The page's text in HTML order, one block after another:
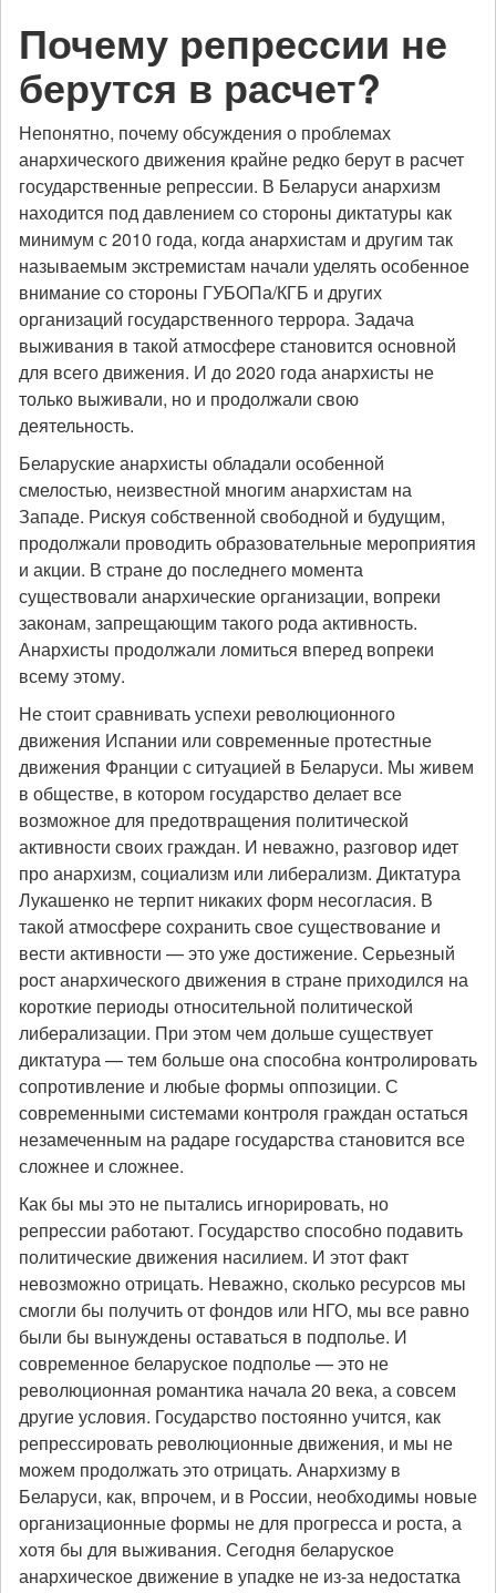
Почему репрессии не
берутся в расчет?
Непонятно, почему обсуждения о проблемах
анархического движения крайне редко берут в расчет
государственные репрессии. В Беларуси анархизм
находится под давлением со стороны диктатуры как
минимум с 2010 года, когда анархистам и другим так
называемым экстремистам начали уделять особенное
внимание со стороны ГУБОПа/КГБ и других
организаций государственного террора. Задача
выживания в такой атмосфере становится основной
для всего движения. И до 2020 года анархисты не
только выживали, но и продолжали свою
деятельность.
Беларуские анархисты обладали особенной
смелостью, неизвестной многим анархистам на
Западе. Рискуя собственной свободной и будущим,
продолжали проводить образовательные мероприятия
и акции. В стране до последнего момента
существовали анархические организации, вопреки
законам, запрещающим такого рода активность.
Анархисты продолжали ломиться вперед вопреки
всему этому.
Не стоит сравнивать успехи революционного
движения Испании или современные протестные
движения Франции с ситуацией в Беларуси. Мы живем
в обществе, в котором государство делает все
возможное для предотвращения политической
активности своих граждан. И неважно, разговор идет
про анархизм, социализм или либерализм. Диктатура
Лукашенко не терпит никаких форм несогласия. В
такой атмосфере сохранить свое существование и
вести активности — это уже достижение. Серьезный
рост анархического движения в стране приходился на
короткие периоды относительной политической
либерализации. При этом чем дольше существует
диктатура — тем больше она способна контролировать
сопротивление и любые формы оппозиции. С
современными системами контроля граждан остаться
незамеченным на радаре государства становится все
сложнее и сложнее.
Как бы мы это не пытались игнорировать, но
репрессии работают. Государство способно подавить
политические движения насилием. И этот факт
невозможно отрицать. Неважно, сколько ресурсов мы
смогли бы получить от фондов или НГО, мы все равно
были бы вынуждены оставаться в подполье. И
современное беларуское подполье — это не
революционная романтика начала 20 века, а совсем
другие условия. Государство постоянно учится, как
репрессировать революционные движения, и мы не
можем продолжать это отрицать. Анархизму в
Беларуси, как, впрочем, и в России, необходимы новые
организационные формы не для прогресса и роста, а
хотя бы для выживания. Сегодня беларуское
анархическое движение в упадке не из-за недостатка